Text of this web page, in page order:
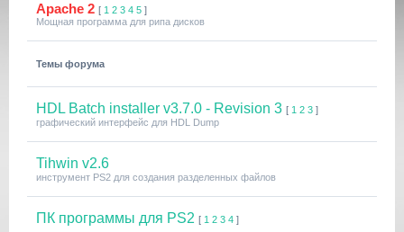
Apache 2 [ 1 2 3 4 5 ]
Мощная программа для рипа дисков
Темы форума
HDL Batch installer v3.7.0 - Revision 3 [ 1 2 3 ]
графический интерфейс для HDL Dump
Tihwin v2.6
инструмент PS2 для создания разделенных файлов
ПК программы для PS2 [ 1 2 3 4 ]